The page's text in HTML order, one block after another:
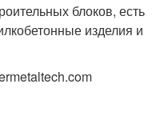
блоков, есть
изделия и